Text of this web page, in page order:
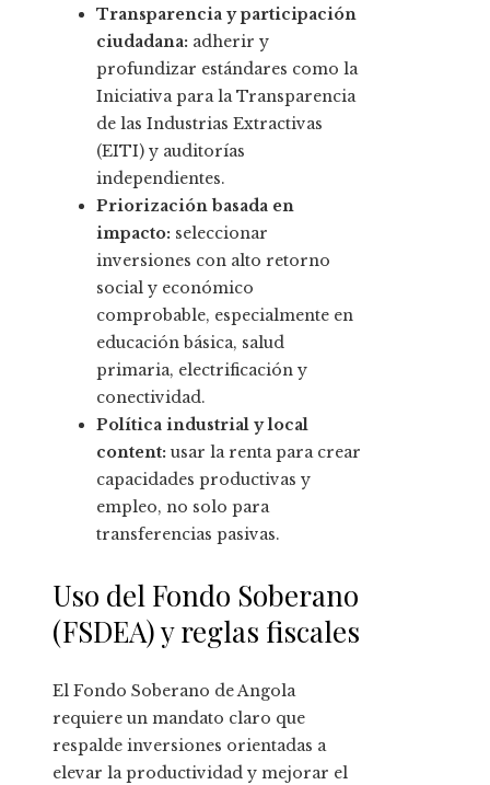
Transparencia y participación
ciudadana: adherir y
profundizar estándares como la
Iniciativa para la Transparencia
de las Industrias Extractivas
(EITI) y auditorías
independientes.
Priorización basada en
impacto: seleccionar
inversiones con alto retorno
social y económico
comprobable, especialmente en
educación básica, salud
primaria, electrificación y
conectividad.
Política industrial y local
content: usar la renta para crear
capacidades productivas y
empleo, no solo para
transferencias pasivas.
Uso del Fondo Soberano
(FSDEA) y reglas fiscales
El Fondo Soberano de Angola
requiere un mandato claro que
respalde inversiones orientadas a
elevar la productividad y mejorar el